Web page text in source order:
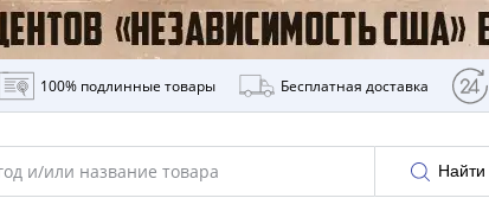
100% подлинные товары Бесплатная доставка
Найти